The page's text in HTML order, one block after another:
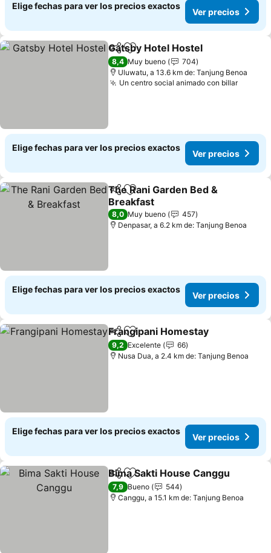
Elige fechas para ver los precios exactos
Ver precios
CompartirAgregar a favoritos
Gatsby Hotel Hostel
8,4 Muy bueno
704
Uluwatu, a 13.6 km de: Tanjung Benoa
Un centro social animado con billar
Elige fechas para ver los precios exactos
Ver precios
CompartirAgregar a favoritos
The Rani Garden Bed &
Breakfast
8,0 Muy bueno
457
Denpasar, a 6.2 km de: Tanjung Benoa
Elige fechas para ver los precios exactos
Ver precios
CompartirAgregar a favoritos
Frangipani Homestay
9,2 Excelente
66
Nusa Dua, a 2.4 km de: Tanjung Benoa
Elige fechas para ver los precios exactos
Ver precios
CompartirAgregar a favoritos
Bima Sakti House Canggu
7,9 Bueno
544
Canggu, a 15.1 km de: Tanjung Benoa